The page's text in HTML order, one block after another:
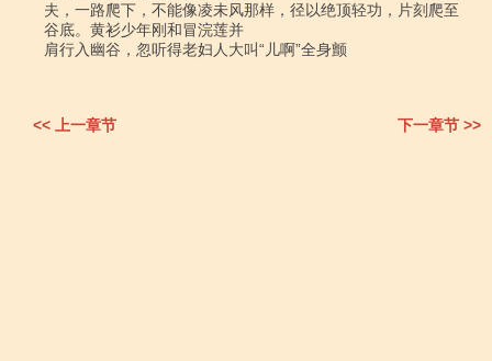
夫，一路爬下，不能像凌未风那样，径以绝顶轻功，片刻爬至
谷底。黄衫少年刚和冒浣莲并
肩行入幽谷，忽听得老妇人大叫“儿啊”全身颤
<< 上一章节 下一章节 >>